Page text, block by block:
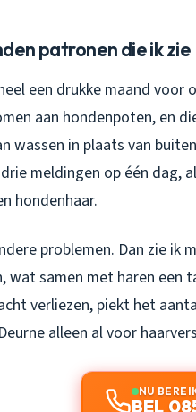
patronen die ik zie
een drukke maand voor
aan hondenpoten, en
wassen in plaats van
meldingen op één dag,
hondenhaar.
problemen. Dan zie ik
wat samen met haren een
verliezen, piekt het
alleen al voor
NU
BEL